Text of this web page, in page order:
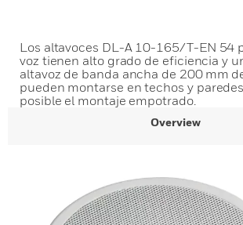
Los altavoces DL-A 10-165/T-EN 54
voz tienen alto grado de eficiencia y
altavoz de banda ancha de 200 mm
pueden montarse en techos y
posible el montaje empotrado.
Overview